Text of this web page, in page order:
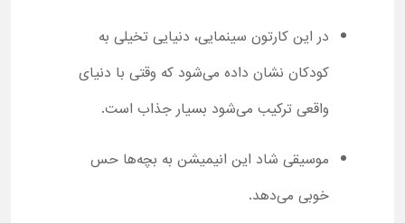
در این کارتون سینمایی، دنیایی تخیلی به
کودکان نشان داده می‌شود که وقتی با دنیای
واقعی ترکیب می‌شود بسیار جذاب است.
موسیقی شاد این انیمیشن به بچه‌ها حس
خوبی می‌دهد.